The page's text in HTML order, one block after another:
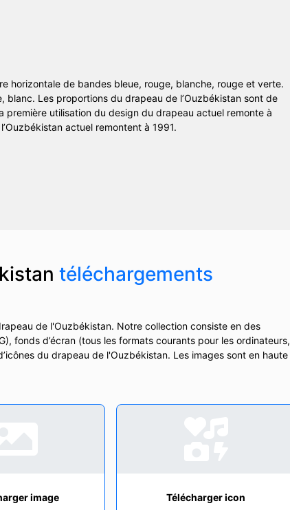
horizontale de bandes bleue, rouge, blanche, rouge et verte.
Les proportions du drapeau de l’Ouzbékistan sont de
première utilisation du design du drapeau actuel remonte à
actuel remontent à 1991.
téléchargements
de l'Ouzbékistan. Notre collection consiste en des
fonds d’écran (tous les formats courants pour les ordinateurs,
du drapeau de l'Ouzbékistan. Les images sont en haute
image Télécharger icon